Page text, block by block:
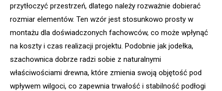
przytłoczyć przestrzeń, dlatego należy rozważnie dobierać
rozmiar elementów. Ten wzór jest stosunkowo prosty w
montażu dla doświadczonych fachowców, co może wpłynąć
na koszty i czas realizacji projektu. Podobnie jak jodełka,
szachownica dobrze radzi sobie z naturalnymi
właściwościami drewna, które zmienia swoją objętość pod
wpływem wilgoci, co zapewnia trwałość i stabilność podłogi